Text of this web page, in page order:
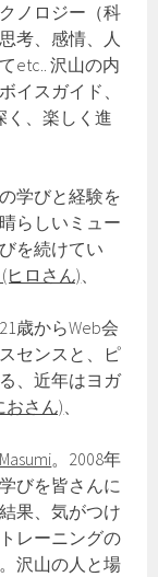
ノロジー（科
考、感情、人
etc.. 沢山の内
イスガイド、
く、楽しく進
学びと経験を
らしいミュー
を続けてい
ヒロさん)、
歳からWeb会
センスと、ピ
、近年はヨガ
おさん)、
Masumi。2008年
びを皆さんに
果、気がつけ
レーニングの
沢山の人と場